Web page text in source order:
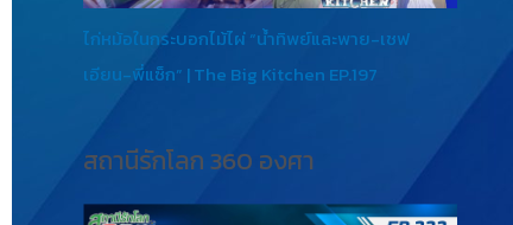
ไก่หม้อในกระบอกไม้ไผ่ “น้ำทิพย์และพาย-เชฟ
เอียน-พี่แซ็ก” | The Big Kitchen EP.197
สถานีรักโลก 360 องศา